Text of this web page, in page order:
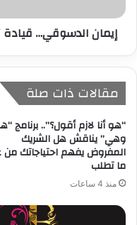
إيمان الدسوقي… قيادة
مقالات ذات صلة
“هو أنا لازم أقول؟”.. برنامج
وهي” يناقش هل الشريك
المفروض يفهم احتياجاتك من
ما تطلب
منذ 4 ساعات